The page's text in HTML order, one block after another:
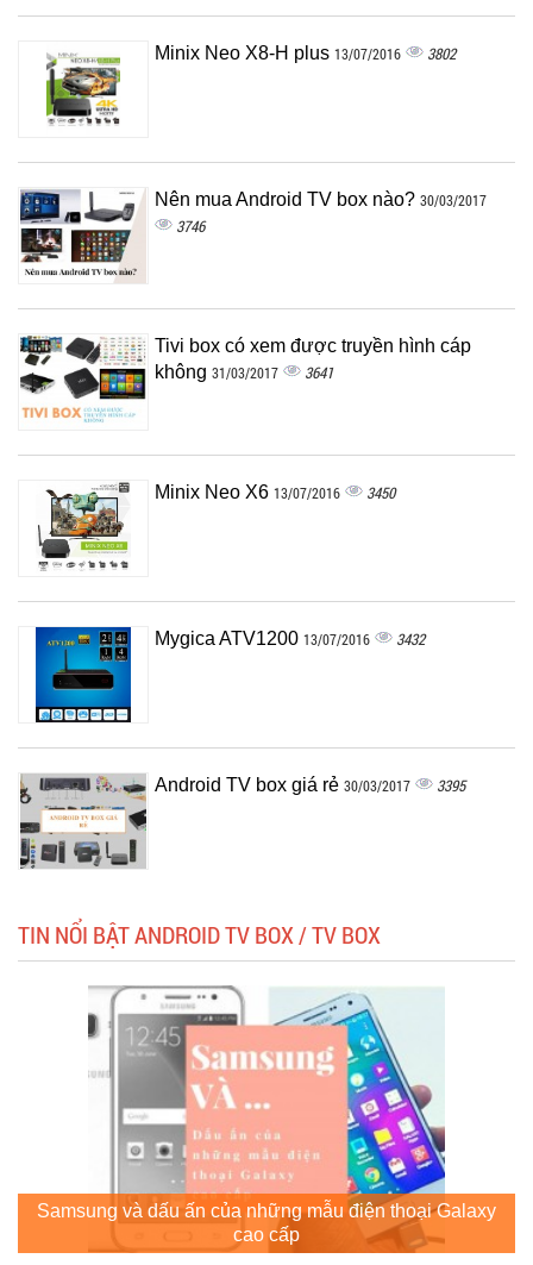
Minix Neo X8-H plus 13/07/2016 3802
Nên mua Android TV box nào? 30/03/2017
3746
Tivi box có xem được truyền hình cáp
không 31/03/2017 3641
Minix Neo X6 13/07/2016 3450
Mygica ATV1200 13/07/2016 3432
Android TV box giá rẻ 30/03/2017 3395
TIN NỔI BẬT ANDROID TV BOX / TV BOX
Samsung và dấu ấn của những mẫu điện thoại Galaxy
cao cấp